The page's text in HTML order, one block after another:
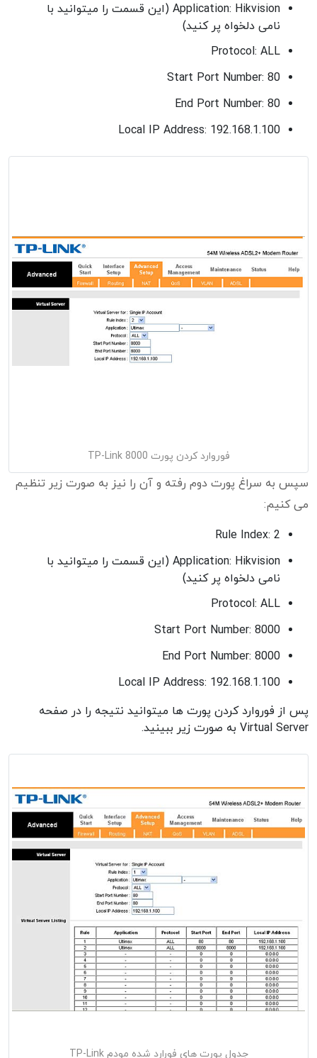
Application: Hikvision (این قسمت را میتوانید با
نامی دلخواه پر کنید)
Protocol: ALL
Start Port Number: 80
End Port Number: 80
Local IP Address: 192.168.1.100
فوروارد کردن پورت 8000 TP-Link
سپس به سراغ پورت دوم رفته و آن را نیز به صورت زیر تنظیم
می کنیم:
Rule Index: 2
Application: Hikvision (این قسمت را میتوانید با
نامی دلخواه پر کنید)
Protocol: ALL
Start Port Number: 8000
End Port Number: 8000
Local IP Address: 192.168.1.100
پس از فوروارد کردن پورت ها میتوانید نتیجه را در صفحه
Virtual Server به صورت زیر ببینید.
جدول پورت های فورارد شده مودم TP-Link